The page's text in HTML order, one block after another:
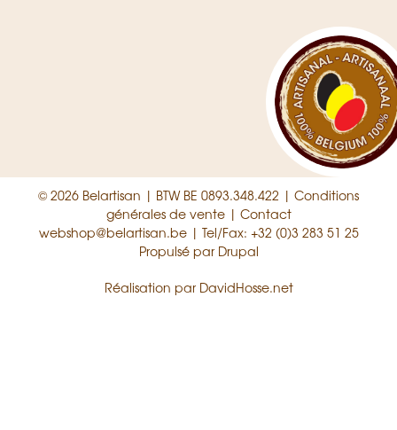
© 2026 Belartisan | BTW BE 0893.348.422 | Conditions
générales de vente| Contact
webshop@belartisan.be| Tel/Fax: +32 (0)3 283 51 25
Propulsé par Drupal
Réalisation par DavidHosse.net